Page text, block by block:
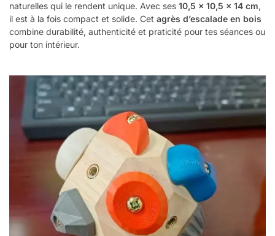
naturelles qui le rendent unique. Avec ses 10,5 × 10,5 × 14 cm,
il est à la fois compact et solide. Cet agrès d’escalade en bois
combine durabilité, authenticité et praticité pour tes séances ou
pour ton intérieur.